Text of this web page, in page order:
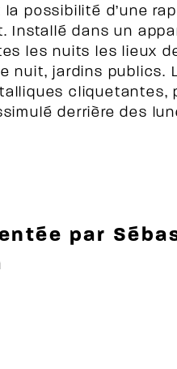
possibilité d’une
Installé dans un
les nuits les lieux
nuit, jardins publics.
cliquetantes,
derrière des
par